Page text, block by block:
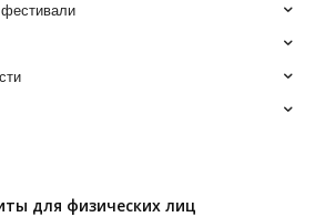
для физических лиц